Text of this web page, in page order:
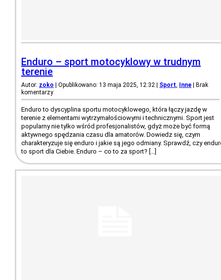
Enduro – sport motocyklowy w trudnym
terenie
Autor: zoko | Opublikowano: 13 maja 2025, 12:32 | Sport, Inne | Brak
komentarzy
Enduro to dyscyplina sportu motocyklowego, która łączy jazdę w
terenie z elementami wytrzymałościowymi i technicznymi. Sport jest
popularny nie tylko wśród profesjonalistów, gdyż może być formą
aktywnego spędzania czasu dla amatorów. Dowiedz się, czym
charakteryzuje się enduro i jakie są jego odmiany. Sprawdź, czy
to sport dla Ciebie. Enduro – co to za sport? […]